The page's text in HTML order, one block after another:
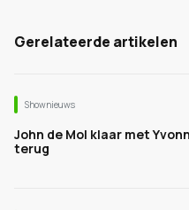
Gerelateerde artikelen
Shownieuws
John de Mol klaar met
terug